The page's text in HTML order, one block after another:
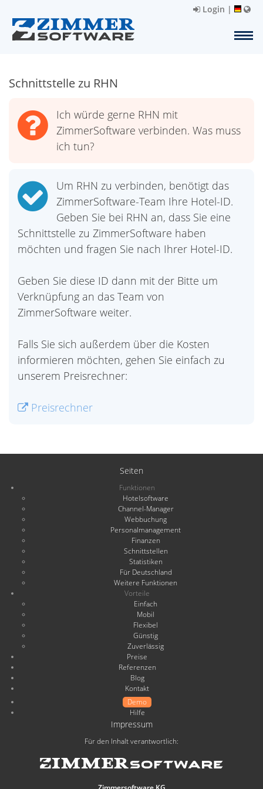
Login |
Schnittstelle zu RHN
Ich würde gerne RHN mit
ZimmerSoftware verbinden. Was muss
ich tun?
Um RHN zu verbinden, benötigt das
ZimmerSoftware-Team Ihre Hotel-ID.
Geben Sie bei RHN an, dass Sie eine
Schnittstelle zu ZimmerSoftware haben
möchten und fragen Sie nach Ihrer Hotel-ID.
Geben Sie diese ID dann mit der Bitte um
Verknüpfung an das Team von
ZimmerSoftware weiter.
Falls Sie sich außerdem über die Kosten
informieren möchten, gehen Sie einfach zu
unserem Preisrechner:
Preisrechner
Seiten
Funktionen
Hotelsoftware
Channel-Manager
Webbuchung
Personalmanagement
Finanzen
Schnittstellen
Statistiken
Für Deutschland
Weitere Funktionen
Vorteile
Einfach
Mobil
Flexibel
Günstig
Zuverlässig
Preise
Referenzen
Blog
Kontakt
Demo
Hilfe
Impressum
Für den Inhalt verantwortlich: